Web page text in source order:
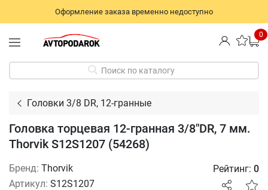
Оформление заказа временно недоступно
0
Поиск по каталогу
Головки 3/8 DR, 12-гранные
Головка торцевая 12-гранная 3/8"DR, 7 мм.
Thorvik S12S1207 (54268)
Бренд: Thorvik
Артикул: S12S1207
Рейтинг: 0